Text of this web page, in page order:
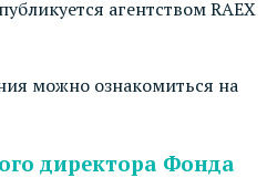
агентством RAEX
можно ознакомиться на
директора Фонда